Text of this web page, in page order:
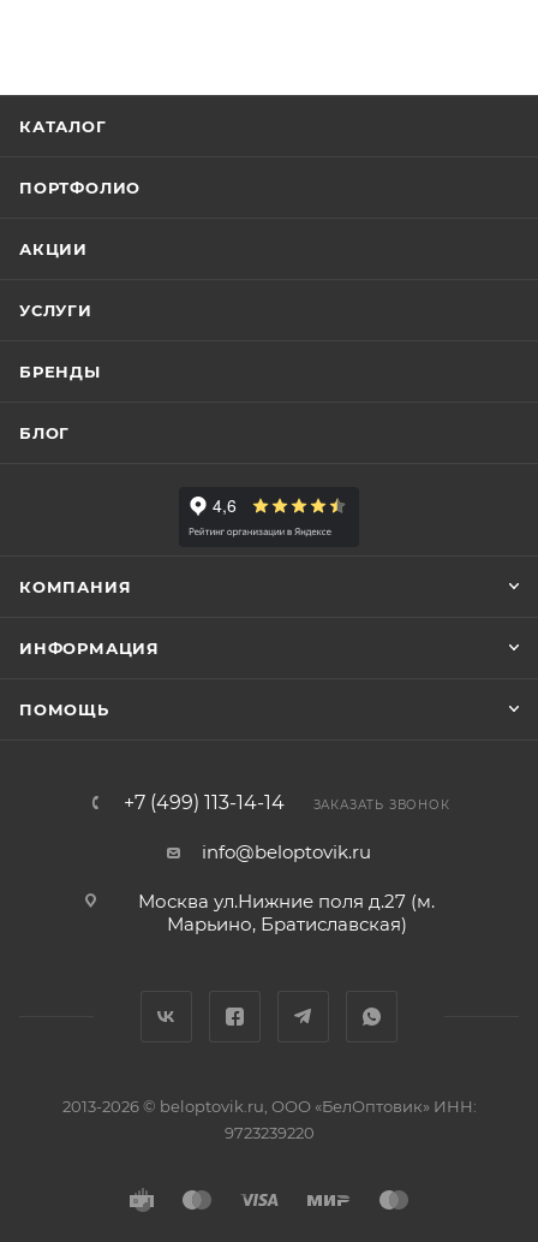
КАТАЛОГ
ПОРТФОЛИО
АКЦИИ
УСЛУГИ
БРЕНДЫ
БЛОГ
КОМПАНИЯ
ИНФОРМАЦИЯ
ПОМОЩЬ
+7 (499) 113-14-14 ЗАКАЗАТЬ ЗВОНОК
info@beloptovik.ru
Москва ул.Нижние поля д.27 (м.
Марьино, Братиславская)
2013-2026 © beloptovik.ru, ООО «БелОптовик» ИНН:
9723239220